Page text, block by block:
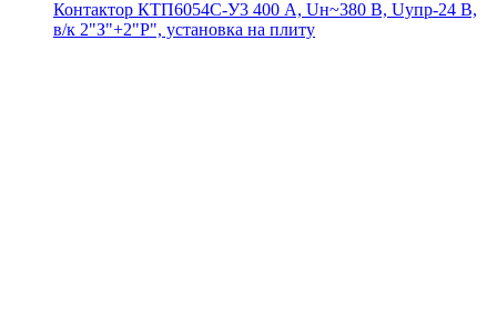
Контактор КТП6054С-У3 400 А, Uн~380 В, Uупр-24 В,
в/к 2"З"+2"Р", установка на плиту